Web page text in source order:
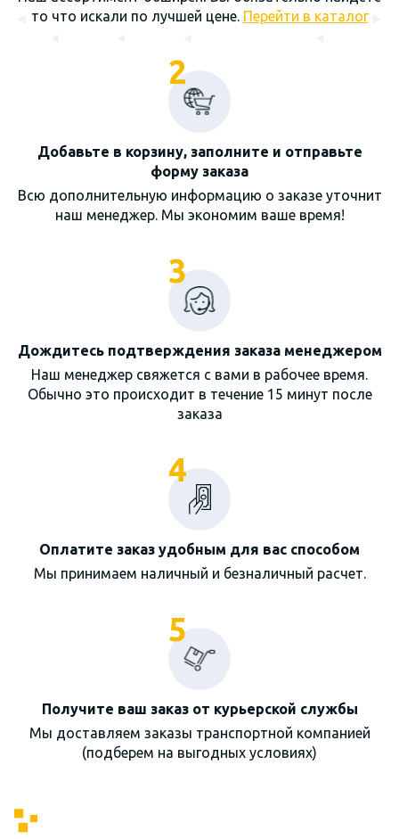
то что искали по лучшей цене. Перейти в каталог
2
Добавьте в корзину, заполните и отправьте
форму заказа
Всю дополнительную информацию о заказе уточнит
наш менеджер. Мы экономим ваше время!
3
Дождитесь подтверждения заказа менеджером
Наш менеджер свяжется с вами в рабочее время.
Обычно это происходит в течение 15 минут после
заказа
4
Оплатите заказ удобным для вас способом
Мы принимаем наличный и безналичный расчет.
5
Получите ваш заказ от курьерской службы
Мы доставляем заказы транспортной компанией
(подберем на выгодных условиях)